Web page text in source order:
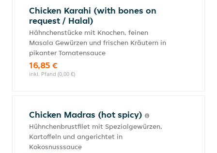
Chicken Karahi (with bones on
request / Halal)
Hähnchenstücke mit Knochen, feinen
Masala Gewürzen und frischen Kräutern in
pikanter Tomatensauce
16,85 €
inkl. Pfand (0,00 €)
Chicken Madras (hot spicy)
Hühnchenbrustfilet mit Spezialgewürzen,
Kartoffeln und angerichtet in
Kokosnusssauce